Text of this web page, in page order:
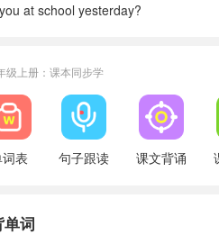
at school yesterday?
级上册：课本同步学
表 句子跟读 课文背诵
词